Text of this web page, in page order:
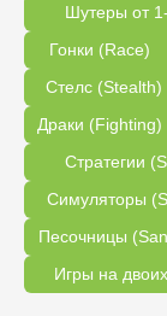
Шутеры от
Гонки (Race)
Стелс (Stealth)
Драки (Fighting)
Стратегии
Симуляторы
Песочницы
Игры на двоих